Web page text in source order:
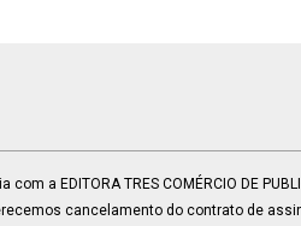
a EDITORA TRES COMÉRCIO DE
cancelamento do contrato de